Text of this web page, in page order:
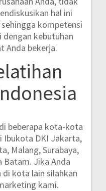
hal ini
kompetensi
dengan kebutuhan
Anda bekerja.
beberapa kota-kota
Ibukota DKI Jakarta,
Malang, Surabaya,
Batam. Jika Anda
kota lain silahkan
kami.